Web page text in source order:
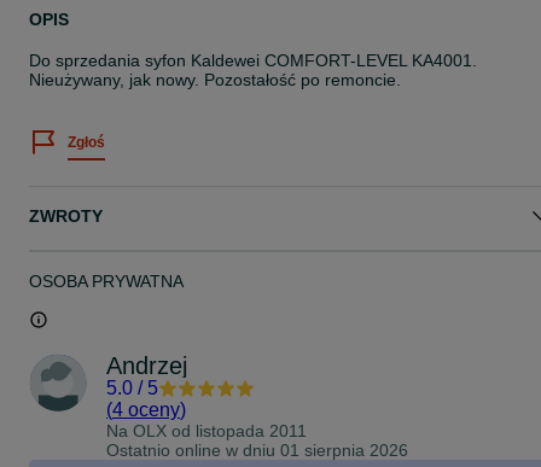
OPIS
Do sprzedania syfon Kaldewei COMFORT-LEVEL KA4001.
Nieużywany, jak nowy. Pozostałość po remoncie.
Zgłoś
ZWROTY
OSOBA PRYWATNA
Andrzej
5.0 / 5
(4 oceny)
Na OLX od listopada 2011
Ostatnio online w dniu 01 sierpnia 2026